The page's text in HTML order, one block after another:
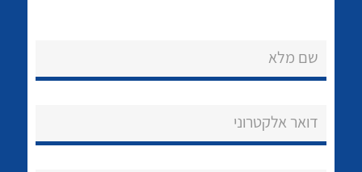
נקודות מכירה
שם מלא
דואר אלקטרוני